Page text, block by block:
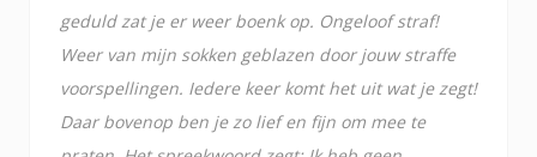
geduld zat je er weer boenk op. Ongeloof straf!
Weer van mijn sokken geblazen door jouw straffe
voorspellingen. Iedere keer komt het uit wat je zegt!
Daar bovenop ben je zo lief en fijn om mee te